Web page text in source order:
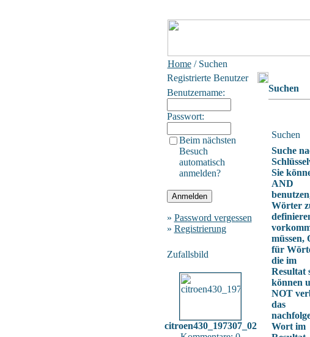
Home/ Suchen
Registrierte Benutzer
Benutzername:
Passwort:
Beim nächsten
Besuch
automatisch
anmelden?
» Password vergessen
» Registrierung
Zufallsbild
citroen430_197307_02
Suchen
Suchen
Suche
Sie
AND
Wörter
müssen,
für
die im
Resultat
können
NOT
das
Wort im